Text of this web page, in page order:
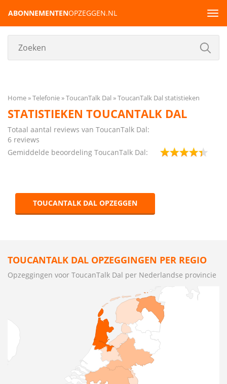
ABONNEMENTENOPZEGGEN.NL
Home Telefonie ToucanTalk Dal ToucanTalk Dal statistieken
STATISTIEKEN TOUCANTALK DAL
Totaal aantal reviews van ToucanTalk Dal:
6 reviews
Gemiddelde beoordeling ToucanTalk Dal:
TOUCANTALK DAL OPZEGGEN
TOUCANTALK DAL OPZEGGINGEN PER REGIO
Opzeggingen voor ToucanTalk Dal per Nederlandse provincie